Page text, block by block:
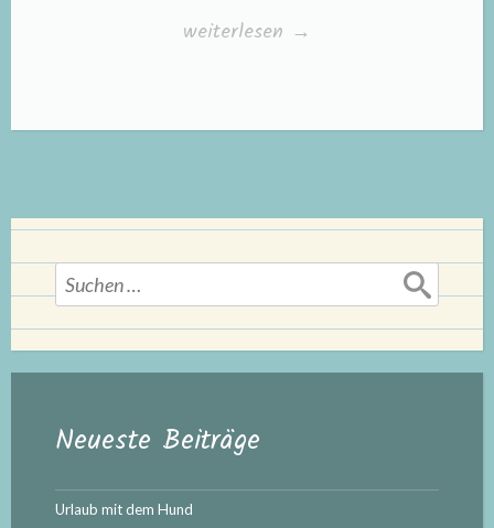
„Passt
zu
weiterlesen →
Suchen
nach:
Neueste Beiträge
Urlaub mit dem Hund